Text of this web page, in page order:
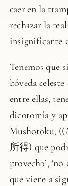
caer en la
rechazar la
insignificante
Tenemos que
bóveda
entre ellas,
dicotomía y
Mushotoku, ((
所得) que
provecho’,
que viene a